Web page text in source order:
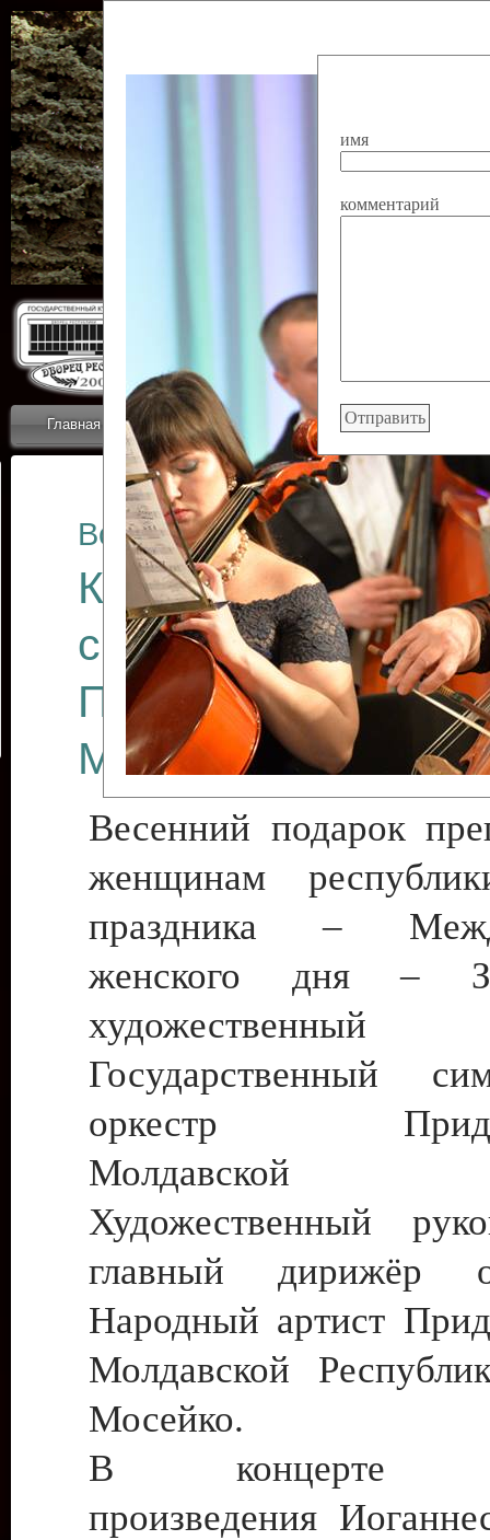
Главная Приветствие Коллективы Новости
ОТЧЕТЫ ГКЦ
Все отчеты
Концерт
симфонического
Приднестровской
Молдавской
имя
комментарий
Весенний подарок
женщинам
праздника –
женского дня –
художественный
Государственный
оркестр
Молдавской
Художественный
главный дирижёр
Народный артист
Молдавской
Мосейко.
В концерте
произведения